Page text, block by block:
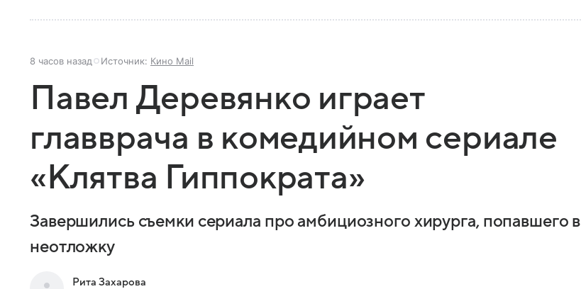
8 часов назад Источник: Кино Mail
Павел Деревянко играет
главврача в комедийном сериале
«Клятва Гиппократа»
Завершились съемки сериала про амбициозного хирурга, попавшего в
неотложку
Рита Захарова